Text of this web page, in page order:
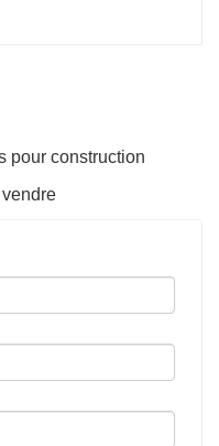
pour construction